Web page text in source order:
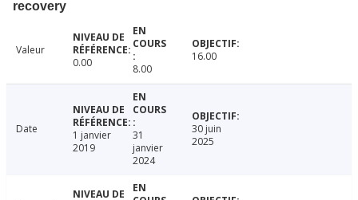
recovery
Valeur
0.00
8.00
16.00
Date
1 janvier
2019
31
janvier
2024
30 juin
2025